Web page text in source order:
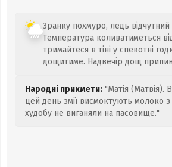
Зранку похмуро, ледь
Температура коливатиметься
тримайтеся в тіні у спекотні
дощитиме. Надвечір дощ
Народні прикмети: "Матія (Матвія).
цей день змії висмоктують молоко з
худобу не виганяли на пасовище."